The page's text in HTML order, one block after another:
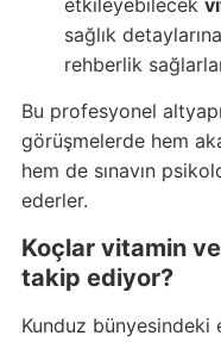
etkileyebilecek
sağlık
rehberlik
Bu profesyonel
görüşmelerde hem
hem de sınavın
ederler.
Koçlar vitamin
takip ediyor?
Kunduz bünyesindeki